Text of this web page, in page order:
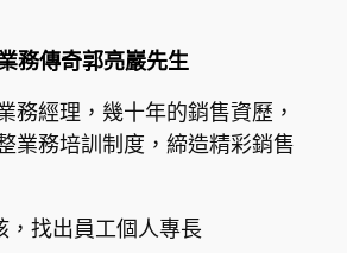
務傳奇郭亮巖先生
務經理，幾十年的銷售資歷，
業務培訓制度，締造精彩銷售
，找出員工個人專長